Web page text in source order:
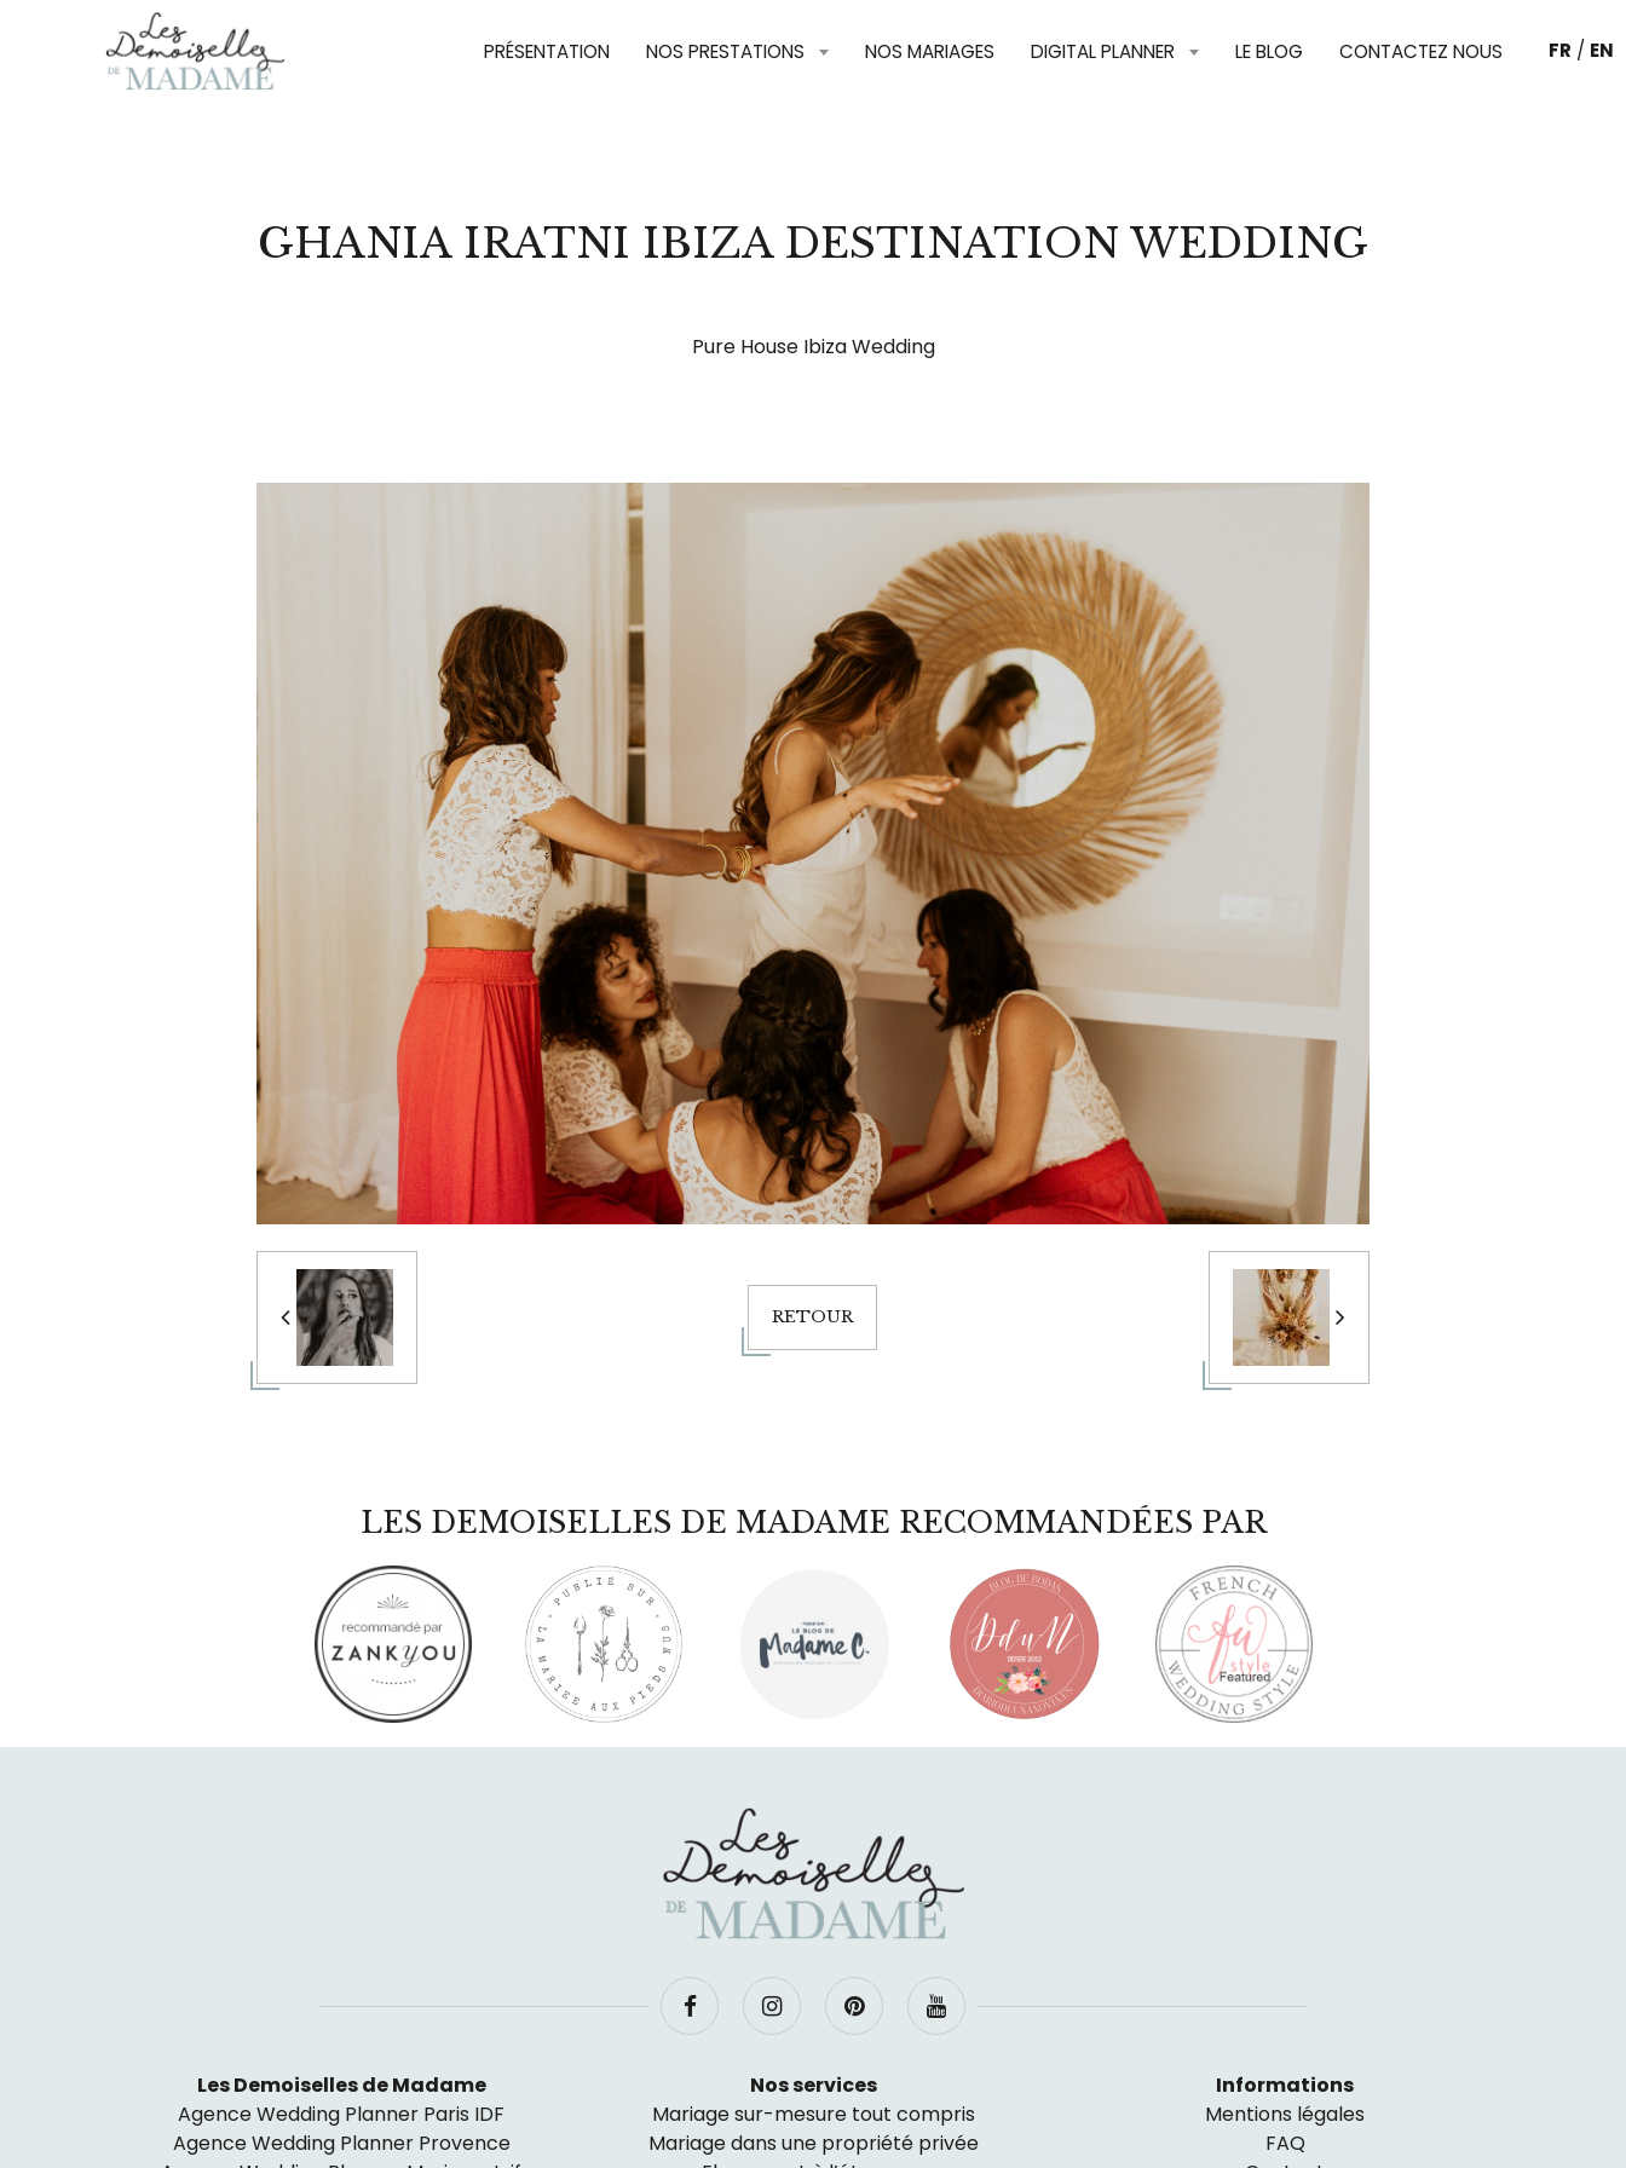
FR / EN
PRÉSENTATION NOS PRESTATIONS NOS MARIAGES DIGITAL PLANNER LE BLOG CONTACTEZ NOUS
GHANIA IRATNI IBIZA DESTINATION WEDDING
Pure House Ibiza Wedding
RETOUR
LES DEMOISELLES DE MADAME RECOMMANDÉES PAR
Les Demoiselles de Madame
Agence Wedding Planner Paris IDF
Agence Wedding Planner Provence
Nos services
Mariage sur-mesure tout compris
Mariage dans une propriété privée
Informations
Mentions légales
FAQ